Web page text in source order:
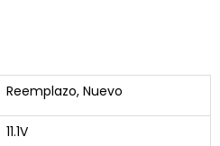
Reemplazo, Nuevo
11.1V